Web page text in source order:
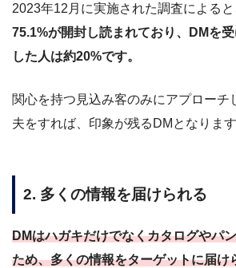
2023年12月に実施された調査によると
75.1%が開封し読まれており、DMを
した人は約20%です。
関心を持つ見込み客のみにアプローチ
夫をすれば、印象が残るDMとなります
2. 多くの情報を届けられる
DMはハガキだけでなくカタログやパ
ため、多くの情報をターゲットに届け